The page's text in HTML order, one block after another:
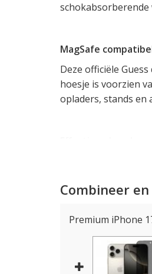
MagSafe
Deze officiële
hoesje is voorzien
opladers, stands en
Het iPhone 17 Pro
materiaal dat van
en hoeken van uw
het display.
Combineer
Premium iPhone